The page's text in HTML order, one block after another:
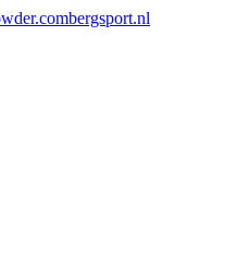
bergsport.nl